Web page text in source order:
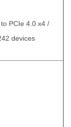
PCIe 4.0 x4 /
devices